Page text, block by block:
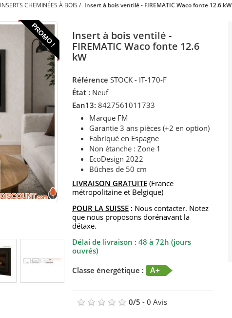
INSERTS CHEMINÉES À BOIS / Insert à bois ventilé - FIREMATIC Waco fonte 12.6 kW
PROMO !
Insert à bois ventilé -
FIREMATIC Waco fonte 12.6
kW
Référence STOCK - IT-170-F
État : Neuf
Ean13: 8427561011733
Marque FM
Garantie 3 ans pièces (+2 en option)
Fabriqué en Espagne
Non étanche : Zone 1
EcoDesign 2022
Bûches de 50 cm
LIVRAISON GRATUITE (France
métropolitaine et Belgique)
POUR LA SUISSE : Nous contacter. Notez
que nous proposons dorénavant la
détaxe.
Délai de livraison : 48 à 72h (jours
ouvrés)
Classe énergétique :
A+
0/5 - 0 Avis